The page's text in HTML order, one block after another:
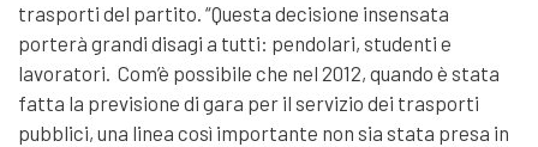
trasporti del partito. “Questa decisione insensata
porterà grandi disagi a tutti: pendolari, studenti e
lavoratori. Com’è possibile che nel 2012, quando è stata
fatta la previsione di gara per il servizio dei trasporti
pubblici, una linea così importante non sia stata presa in